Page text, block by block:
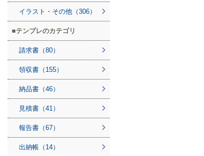
イラスト・その他（306）
テンプレのカテゴリ
請求書（80）
領収書（155）
納品書（46）
見積書（41）
報告書（67）
出納帳（14）